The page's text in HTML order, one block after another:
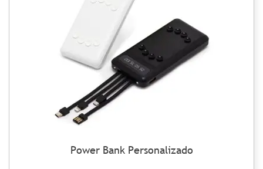
Power Bank Personalizado